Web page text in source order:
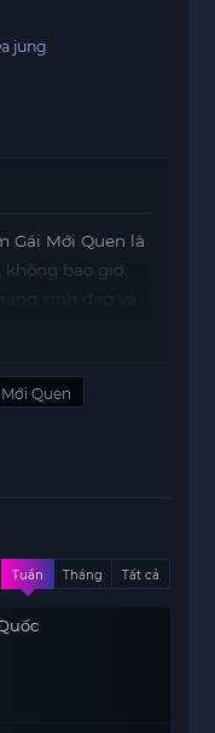
jung
Gái Mới Quen là
bao giờ
gia chuyến du
cả một phút.
đi từ rất
khi nghĩ về
bị rất kỹ lưỡng.
Những buổi trò
thấy gần gũi
nhau bàn luận
Quen
Tuần Tháng Tất cả